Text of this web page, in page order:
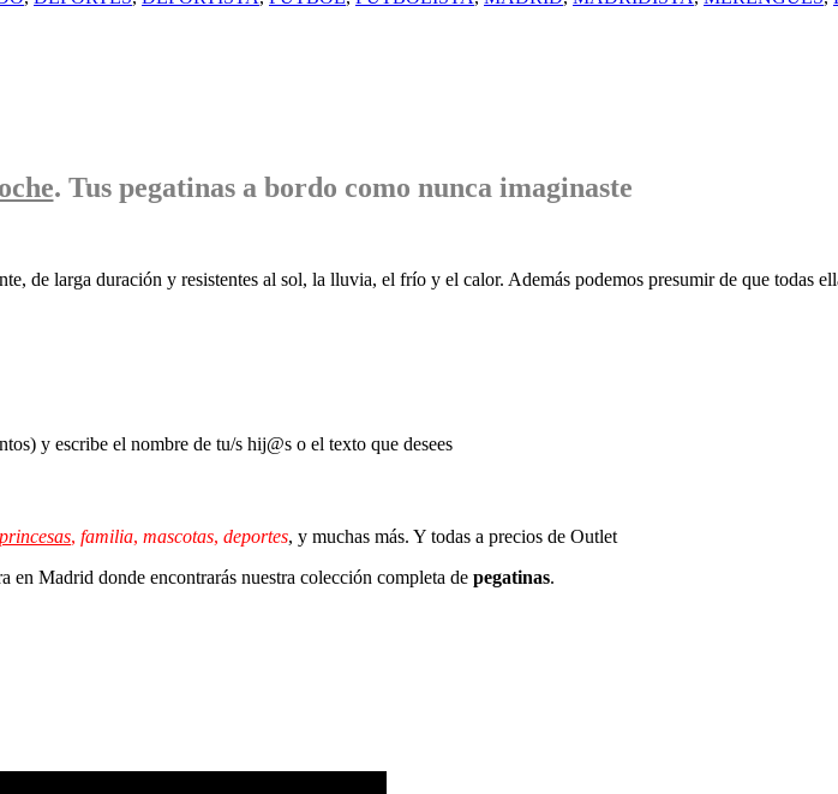
. Tus pegatinasa bordo como nunca imaginaste
de larga duración y resistentes al sol, la lluvia, el frío y el calor. Además podemos presumir de que todas
y escribe el nombre de tu/s hij@s o el texto que desees
princesas, familia, mascotas, deportes, y muchas más. Y todas a precios de Outlet
en Madrid donde encontrarás nuestra colección completa de pegatinas.